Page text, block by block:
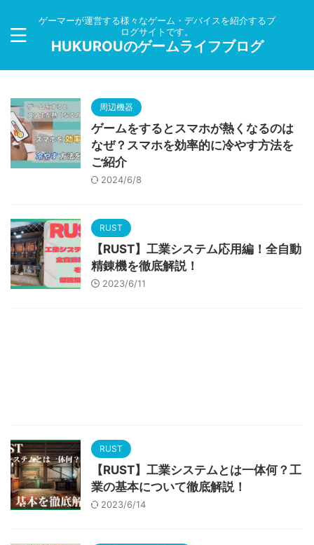
ゲーマーが運営する様々なゲーム・デバイスを紹介するブ
ログサイトです。
HUKUROUのゲームライフブログ
周辺機器
ゲームをするとスマホが熱くなるのは
なぜ？スマホを効率的に冷やす方法を
ご紹介
2024/6/8
RUST
【RUST】工業システム応用編！全自動
精錬機を徹底解説！
2023/6/11
RUST
【RUST】工業システムとは一体何？工
業の基本について徹底解説！
2023/6/14